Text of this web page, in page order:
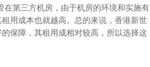
第三方机房，由于机房的环境和实施有
用成本也就越高。总的来说，香港新世
保障，其租用成相对较高，所以选择这